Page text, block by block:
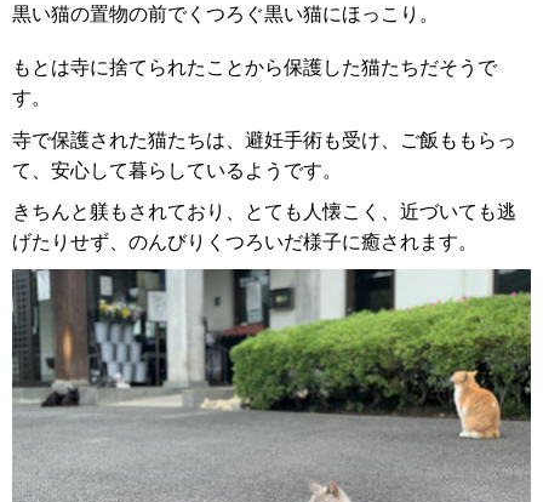
黒い猫の置物の前でくつろぐ黒い猫にほっこり。
もとは寺に捨てられたことから保護した猫たちだそうで
す。
寺で保護された猫たちは、避妊手術も受け、ご飯ももらっ
て、安心して暮らしているようです。
きちんと躾もされており、とても人懐こく、近づいても逃
げたりせず、のんびりくつろいだ様子に癒されます。